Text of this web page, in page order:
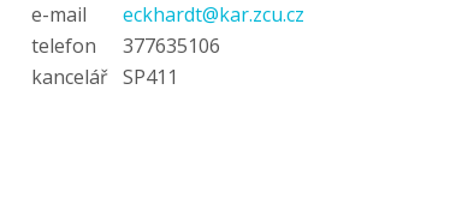
e-mail
eckhardt@kar.zcu.cz
telefon
377635106
kancelář SP411